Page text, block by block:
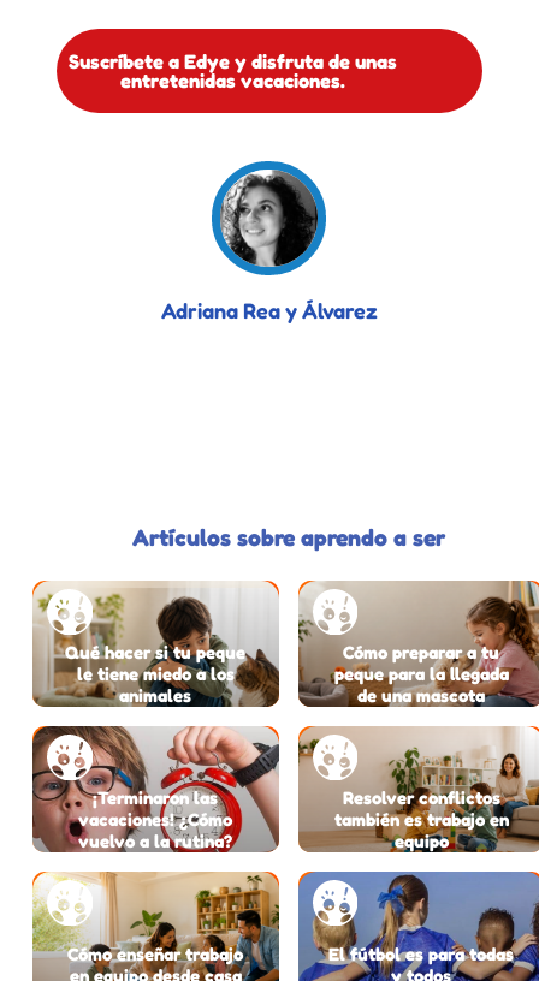
Suscríbete a Edye y disfruta de unas
entretenidas vacaciones.
Adriana Rea y Álvarez
Artículos sobre aprendo a ser
Qué hacer si tu peque
le tiene miedo a los
animales
Cómo preparar a tu
peque para la llegada
de una mascota
¡Terminaron las
vacaciones! ¿Cómo
vuelvo a la rutina?
Resolver conflictos
también es trabajo en
equipo
Cómo enseñar trabajo
en equipo desde casa
El fútbol es para todas
y todos